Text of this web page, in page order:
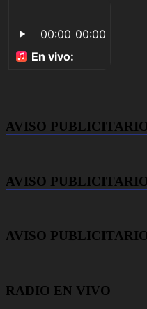
AVISO
AVISO
AVISO
RADIO EN VIVO